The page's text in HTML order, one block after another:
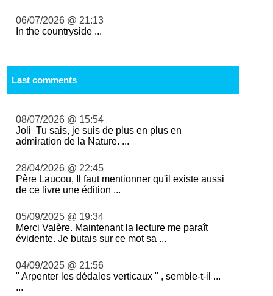
06/07/2026 @ 21:13
In the countryside ...
Last comments
08/07/2026 @ 15:54
Joli Tu sais, je suis de plus en plus en
admiration de la Nature. ...
28/04/2026 @ 22:45
Père Laucou, Il faut mentionner qu'il existe aussi
de ce livre une édition ...
05/09/2025 @ 19:34
Merci Valère. Maintenant la lecture me paraît
évidente. Je butais sur ce mot sa ...
04/09/2025 @ 21:56
" Arpenter les dédales verticaux " , semble-t-il ...
...